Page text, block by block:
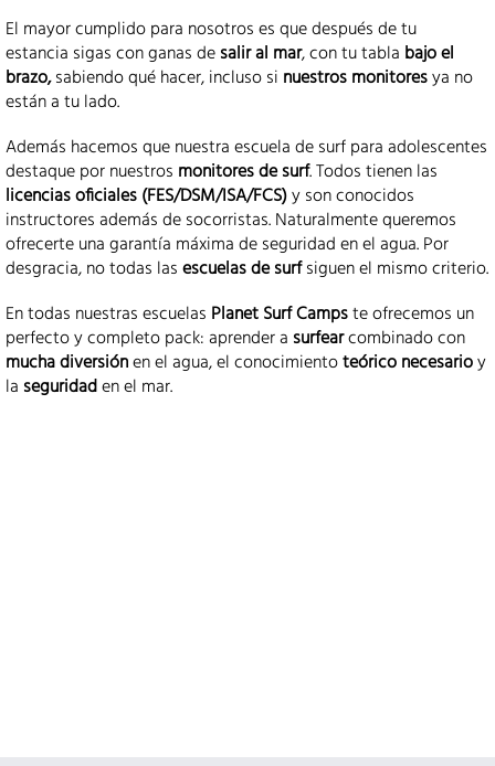
El mayor cumplido para nosotros es que después de tu
estancia sigas con ganas desalir al mar, con tu tabla bajo el
brazo,sabiendo qué hacer, incluso si nuestros monitoresya no
están a tu lado.
Además hacemos que nuestra escuela de surf para adolescentes
destaque por nuestros monitores de surf. Todos tienen las
licencias oficiales(FES/DSM/ISA/FCS)y son conocidos
instructores además de socorristas. Naturalmente queremos
ofrecerte una garantía máxima de seguridad en el agua. Por
desgracia, no todas lasescuelas de surfsiguen el mismo criterio.
En todas nuestras escuelas Planet Surf Campste ofrecemos un
perfecto y completo pack: aprender a surfearcombinado con
mucha diversiónen el agua, el conocimientoteórico necesarioy
la seguridaden el mar.